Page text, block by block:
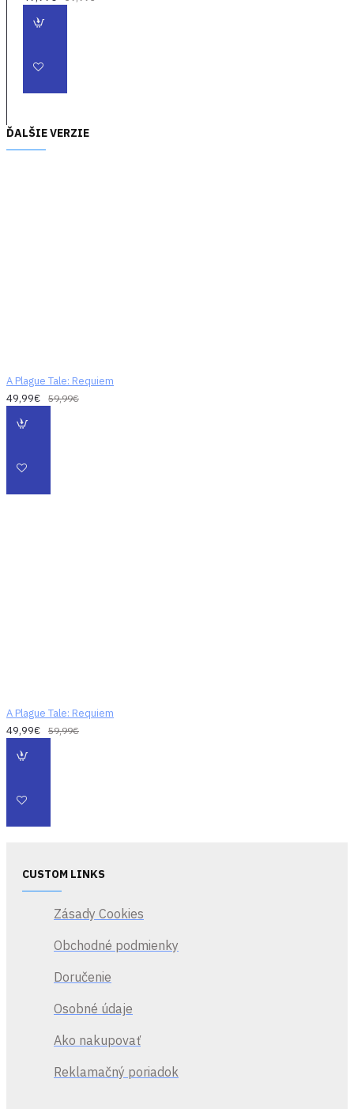
ĎALŠIE VERZIE
A Plague Tale: Requiem
49,99€
59,99€
A Plague Tale: Requiem
49,99€
59,99€
CUSTOM LINKS
Zásady Cookies
Obchodné podmienky
Doručenie
Osobné údaje
Ako nakupovať
Reklamačný poriadok